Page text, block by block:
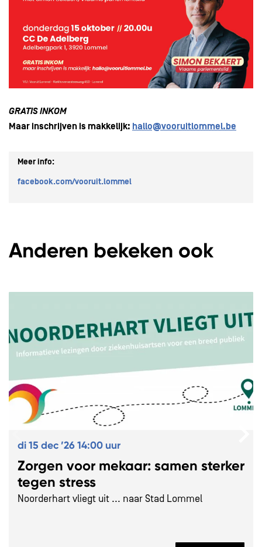
GRATIS INKOM
Maar inschrijven is makkelijk: hallo@vooruitlommel.be
Meer info:
facebook.com/vooruit.lommel
Anderen bekeken ook
Zorgen voor mekaar: samen sterker
tegen stress
Noorderhart vliegt uit ... naar Stad Lommel
di 15 dec ’2614:00 uur